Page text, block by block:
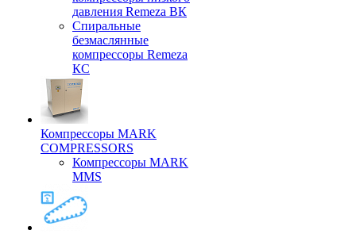
давления Remeza ВК
Спиральные
безмаслянные
компрессоры Remeza
КС
Компрессоры MARK
COMPRESSORS
Компрессоры MARK
MMS